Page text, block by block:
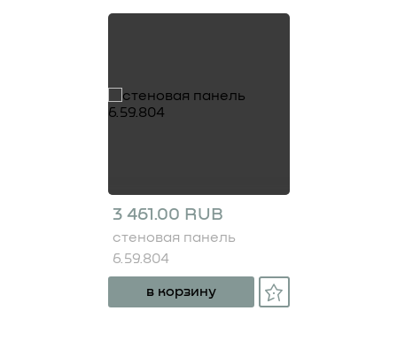
3 461.00 RUB
стеновая панель
6.59.804
в корзину